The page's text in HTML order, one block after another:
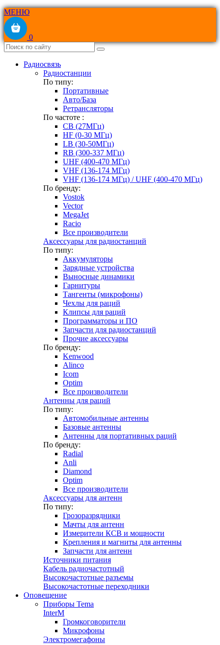
МЕНЮ
0
Радиосвязь
Радиостанции
По типу:
Портативные
Авто/База
Ретрансляторы
По частоте :
CB (27МГц)
HF (0-30 МГц)
LB (30-50МГц)
RB (300-337 МГц)
UHF (400-470 МГц)
VHF (136-174 МГц)
VHF (136-174 МГц) / UHF (400-470 МГц)
По бренду:
Vostok
Vector
MegaJet
Racio
Все производители
Аксессуары для радиостанций
По типу:
Аккумуляторы
Зарядные устройства
Выносные динамики
Гарнитуры
Тангенты (микрофоны)
Чехлы для раций
Клипсы для раций
Программаторы и ПО
Запчасти для радиостанций
Прочие аксессуары
По бренду:
Kenwood
Alinco
Icom
Optim
Все производители
Антенны для раций
По типу:
Автомобильные антенны
Базовые антенны
Антенны для портативных раций
По бренду:
Radial
Anli
Diamond
Optim
Все производители
Аксессуары для антенн
По типу:
Грозоразрядники
Мачты для антенн
Измерители КСВ и мощности
Крепления и магниты для антенны
Запчасти для антенн
Источники питания
Кабель радиочастотный
Высокочастотные разъемы
Высокочастотные переходники
Оповещение
Приборы Tema
InterM
Громкоговорители
Микрофоны
Электромегафоны